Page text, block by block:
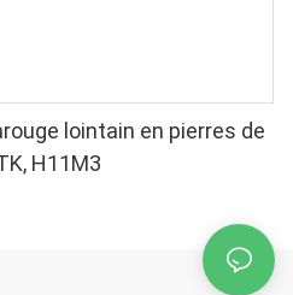
lointain en pierres de
H11M3